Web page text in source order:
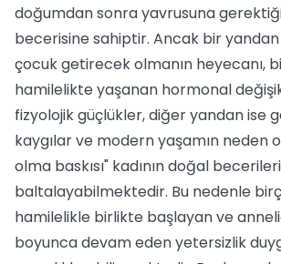
doğumdan sonra yavrusuna
becerisine sahiptir. Ancak bir
çocuk getirecek olmanın heyecanı,
hamilelikte yaşanan hormonal
fizyolojik güçlükler, diğer yandan ise
kaygılar ve modern yaşamın neden
olma baskısı" kadının doğal
baltalayabilmektedir. Bu nedenle
hamilelikle birlikte başlayan ve
boyunca devam eden yetersizlik